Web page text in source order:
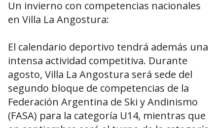
Un invierno con competencias nacionales
en Villa La Angostura:
El calendario deportivo tendrá además una
intensa actividad competitiva. Durante
agosto, Villa La Angostura será sede del
segundo bloque de competencias de la
Federación Argentina de Ski y Andinismo
(FASA) para la categoría U14, mientras que